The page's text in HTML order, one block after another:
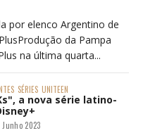
por elenco Argentino de
da Pampa
na última quarta...
SÉRIES UNITEEN
a nova série latino-
2023